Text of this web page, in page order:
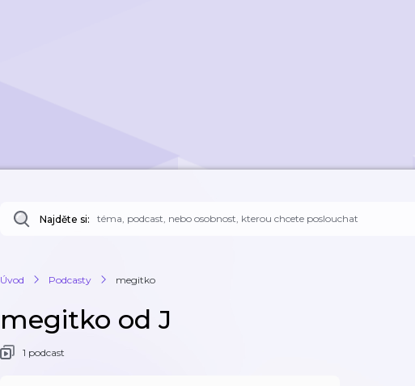
Najděte si:
Úvod Podcasty megitko
megitko od J
1 podcast